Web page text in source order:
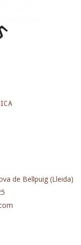
de Bellpuig (Lleida)